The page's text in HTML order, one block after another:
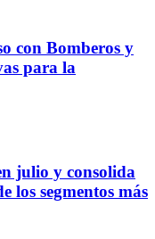
con Bomberos y
para la
julio y consolida
segmentos más